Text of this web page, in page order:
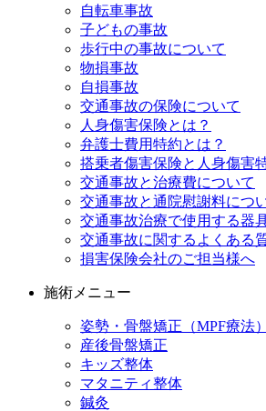
自転車事故
子どもの事故
歩行中の事故について
物損事故
自損事故
交通事故の保険について
人身傷害保険とは？
弁護士費用特約とは？
搭乗者傷害保険と人身傷害
交通事故と治療費について
交通事故と通院慰謝料につ
交通事故治療で使用する器
交通事故に関するよくある
損害保険会社のご担当様へ
施術メニュー
姿勢・骨盤矯正（MPF療法）
産後骨盤矯正
キッズ整体
マタニティ整体
鍼灸